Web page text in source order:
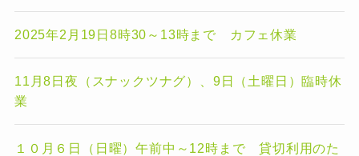
2025年2月19日8時30～13時まで カフェ休業
11月8日夜（スナックツナグ）、9日（土曜日）臨時休
業
１０月６日（日曜）午前中～12時まで 貸切利用のた